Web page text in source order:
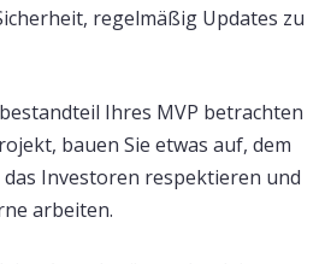
regelmäßig Updates zu
Ihres MVP betrachten
bauen Sie etwas auf, dem
Investoren respektieren und
arbeiten.